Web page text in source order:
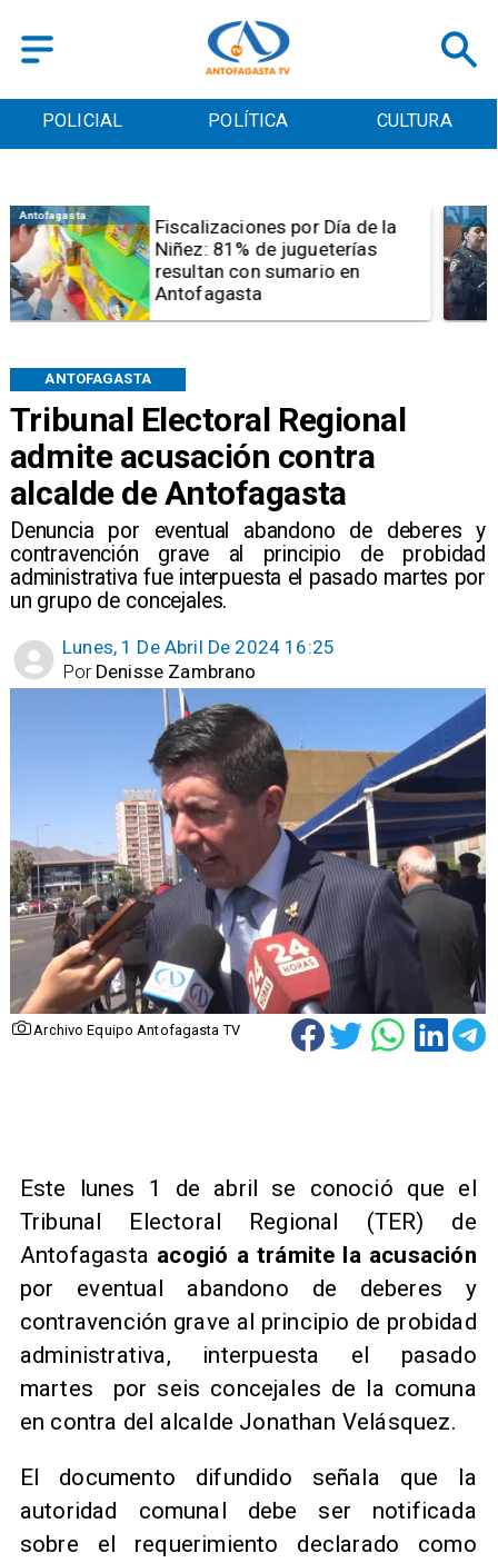
POLICIAL POLÍTICA CULTURA
Tribunal Electoral Regional
admite acusación contra
alcalde de Antofagasta
Denuncia por eventual abandono de deberes y
contravención grave al principio de probidad
administrativa fue interpuesta el pasado martes por
un grupo de concejales.
ANTOFAGASTA
Lunes, 1 De Abril De 2024 16:25
Denisse Zambrano
Por
Archivo Equipo Antofagasta TV
Antofagasta
Tribunal frena opción de pena
mixta para Karen Rojo por ahora
Este lunes 1 de abril se conoció que el
Tribunal Electoral Regional (TER) de
Antofagasta acogió a trámite la acusación
por eventual abandono de deberes y
contravención grave al principio de probidad
administrativa, interpuesta el pasado
martes por seis concejales de la comuna
en contra del alcalde Jonathan Velásquez.
El documento difundido señala que la
autoridad comunal debe ser notificada
sobre el requerimiento declarado como